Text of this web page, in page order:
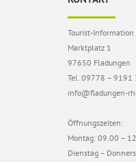
Tourist-Information
Marktplatz 1
97650 Fladungen
Tel. 09778 – 9191
info@fladungen-
Öffnungszeiten:
Montag: 09.00 –
Dienstag –